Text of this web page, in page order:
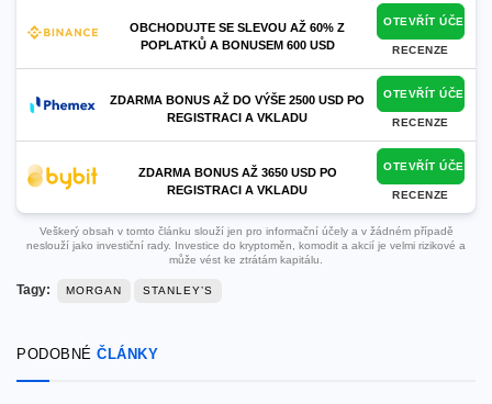
OBCHODUJTE SE SLEVOU AŽ 60% Z
POPLATKŮ A BONUSEM 600 USD
OTEVŘÍT ÚČET
RECENZE
ZDARMA BONUS AŽ DO VÝŠE 2500 USD PO
REGISTRACI A VKLADU
OTEVŘÍT ÚČET
RECENZE
ZDARMA BONUS AŽ 3650 USD PO
REGISTRACI A VKLADU
OTEVŘÍT ÚČET
RECENZE
Veškerý obsah v tomto článku slouží jen pro informační účely a v žádném případě
neslouží jako investiční rady. Investice do kryptoměn, komodit a akcií je velmi rizikové a
může vést ke ztrátám kapitálu.
Tagy: MORGAN STANLEY’S
PODOBNÉ ČLÁNKY